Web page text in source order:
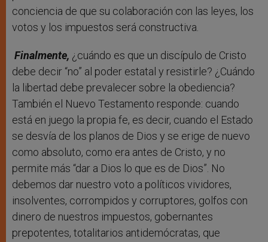
conciencia de que su colaboración con las leyes, los
votos y los impuestos será constructiva.
Finalmente, ¿cuándo es que un discípulo de Cristo
debe decir “no” al poder estatal y resistirle? ¿Cuándo
la libertad debe prevalecer sobre la obediencia?
También el Nuevo Testamento responde: cuando
está en juego la propia fe, es decir, cuando el Estado
se desvía de los planos de Dios y se erige de nuevo
como absoluto, como era antes de Cristo, y no
permite más “dar a Dios lo que es de Dios”. No
debemos dar nuestro voto a políticos vividores,
insolventes, corrompidos y corruptores, golfos con
dinero de nuestros impuestos, gobernantes
prepotentes, totalitarios antidemócratas, que